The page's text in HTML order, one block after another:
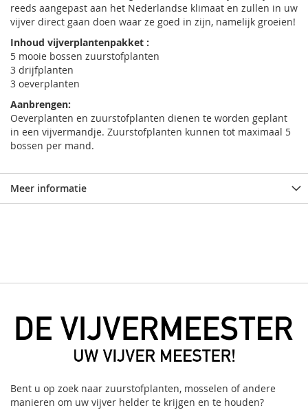
reeds aangepast aan het Nederlandse klimaat en zullen in uw
vijver direct gaan doen waar ze goed in zijn, namelijk groeien!
Inhoud vijverplantenpakket :
5 mooie bossen zuurstofplanten
3 drijfplanten
3 oeverplanten
Aanbrengen:
Oeverplanten en zuurstofplanten dienen te worden geplant
in een vijvermandje. Zuurstofplanten kunnen tot maximaal 5
bossen per mand.
Meer informatie
Bent u op zoek naar zuurstofplanten, mosselen of andere
manieren om uw vijver helder te krijgen en te houden?